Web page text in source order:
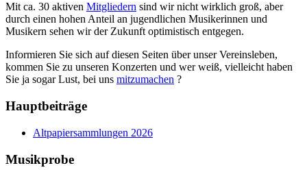
Mit ca. 30 aktiven Mitgliedern sind wir nicht wirklich groß, aber
durch einen hohen Anteil an jugendlichen Musikerinnen und
Musikern sehen wir der Zukunft optimistisch entgegen.
Informieren Sie sich auf diesen Seiten über unser Vereinsleben,
kommen Sie zu unseren Konzerten und wer weiß, vielleicht haben
Sie ja sogar Lust, bei uns mitzumachen ?
Hauptbeiträge
Altpapiersammlungen 2026
Musikprobe